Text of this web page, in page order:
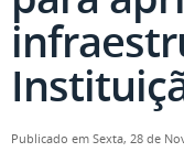
Publicado em Sexta, 28 de